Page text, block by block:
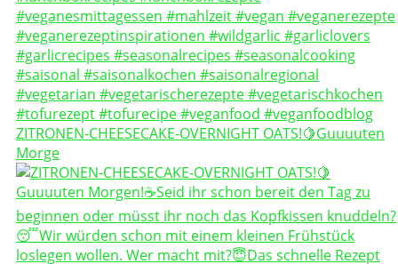
ZITRONEN-CHEESECAKE-OVERNIGHT OATS!🍋Guuuuten
Morge